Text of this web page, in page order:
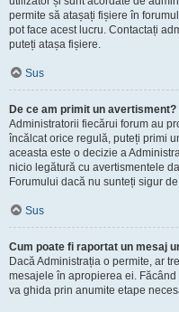
permite să atașați fișiere în
pot face acest lucru. Contactați
puteți atașa fișiere.
Sus
De ce am primit un avertisment?
Administratorii fiecărui forum au
încălcat orice regulă, puteți primi
aceasta este o decizie a
nicio legătură cu avertismentele
Forumului dacă nu sunteți sigur
Sus
Cum poate fi raportat un mesaj
Dacă Administrația o permite, ar
mesajele în apropierea ei.
va ghida prin anumite etape